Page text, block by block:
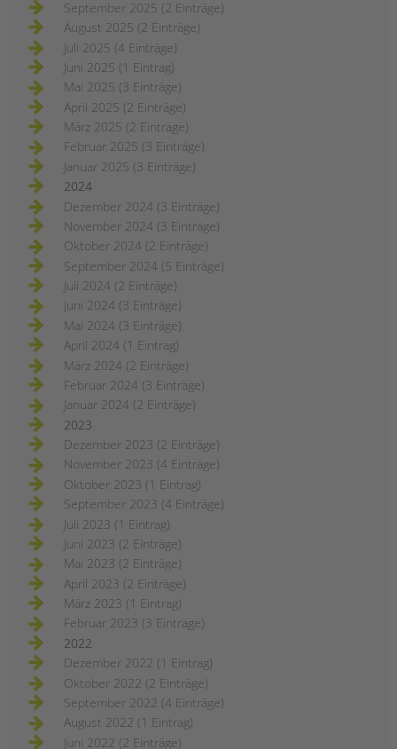
September 2025 (2 Einträge)
August 2025 (2 Einträge)
Juli 2025 (4 Einträge)
Juni 2025 (1 Eintrag)
Mai 2025 (3 Einträge)
April 2025 (2 Einträge)
März 2025 (2 Einträge)
Februar 2025 (3 Einträge)
Januar 2025 (3 Einträge)
2024
Dezember 2024 (3 Einträge)
November 2024 (3 Einträge)
Oktober 2024 (2 Einträge)
September 2024 (5 Einträge)
Juli 2024 (2 Einträge)
Juni 2024 (3 Einträge)
Mai 2024 (3 Einträge)
April 2024 (1 Eintrag)
März 2024 (2 Einträge)
Februar 2024 (3 Einträge)
Januar 2024 (2 Einträge)
2023
Dezember 2023 (2 Einträge)
November 2023 (4 Einträge)
Oktober 2023 (1 Eintrag)
September 2023 (4 Einträge)
Juli 2023 (1 Eintrag)
Juni 2023 (2 Einträge)
Mai 2023 (2 Einträge)
April 2023 (2 Einträge)
März 2023 (1 Eintrag)
Februar 2023 (3 Einträge)
2022
Dezember 2022 (1 Eintrag)
Oktober 2022 (2 Einträge)
September 2022 (4 Einträge)
August 2022 (1 Eintrag)
Juni 2022 (2 Einträge)